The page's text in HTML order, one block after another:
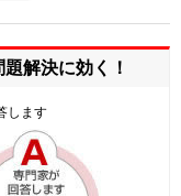
題解決に効く！
します